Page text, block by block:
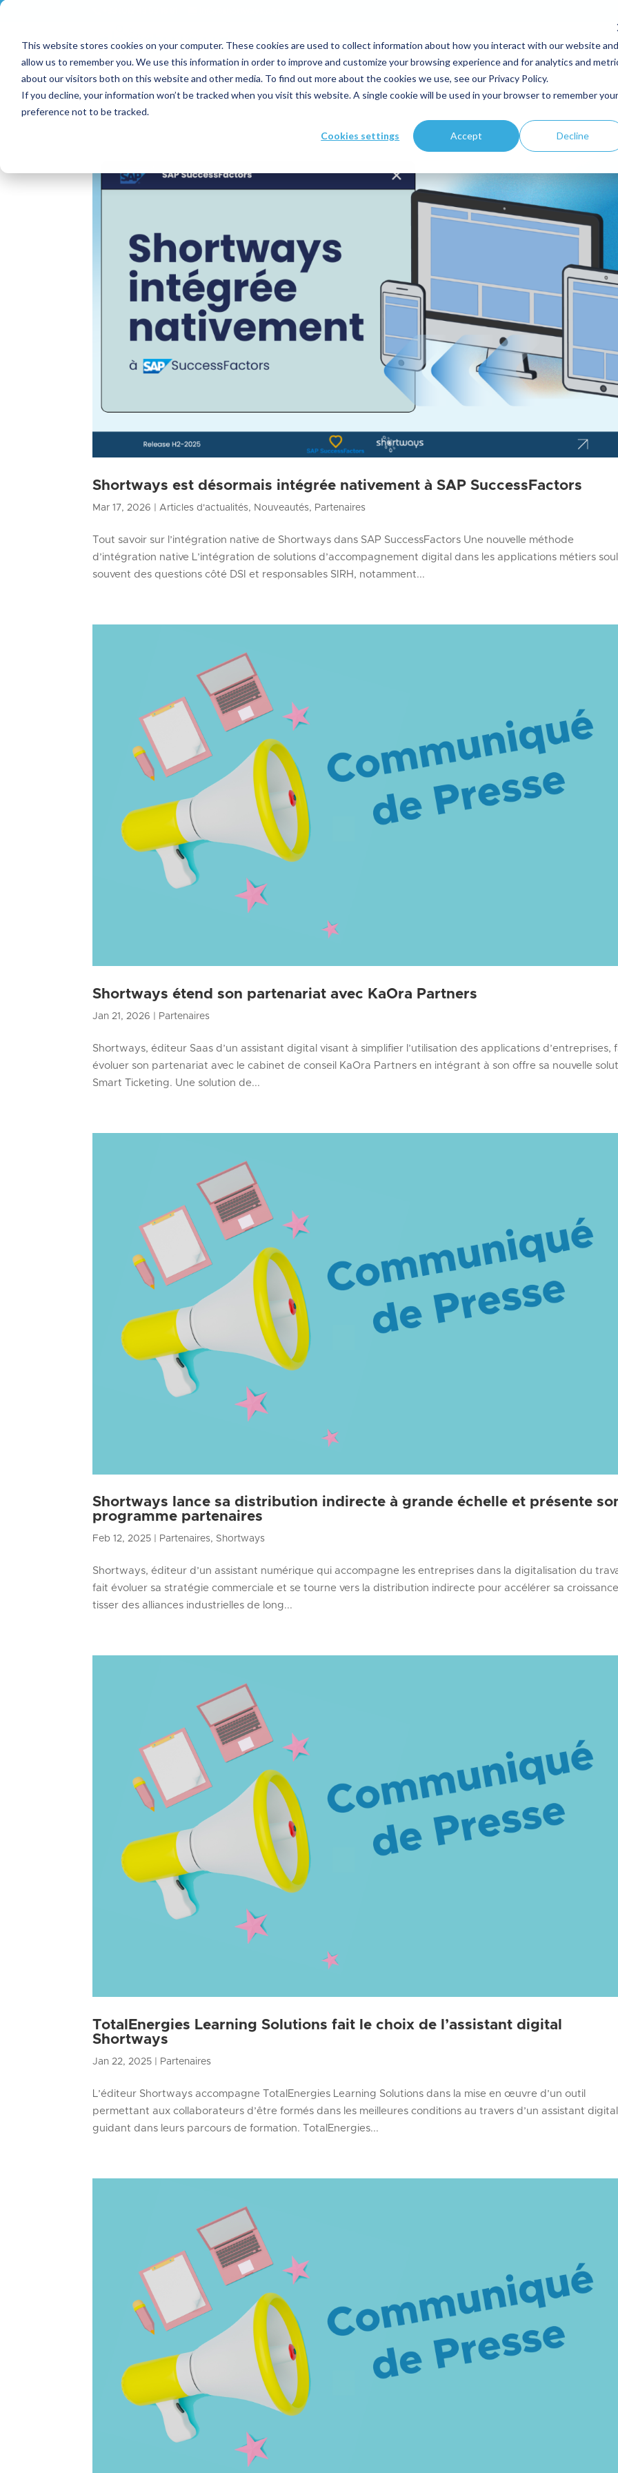
This website stores cookies on your computer. These cookies are used to collect information about how you interact with our website and
allow us to remember you. We use this information in order to improve and customize your browsing experience and for analytics and
about our visitors both on this website and other media. To find out more about the cookies we use, see our Privacy Policy.
If you decline, your information won’t be tracked when you visit this website. A single cookie will be used in your browser to remember your
preference not to be tracked.
Cookies settings Accept Decline
Votre expertise Solutions Clients Ressources
Shortways est désormais intégrée nativement à SAP SuccessFactors
Mar 17, 2026 Articles d'actualités, Nouveautés, Partenaires
Tout savoir sur l’intégration native de Shortways dans SAP SuccessFactors Une nouvelle méthode
d’intégration native L’intégration de solutions d’accompagnement digital dans les applications métiers
souvent des questions côté DSI et responsables SIRH, notamment...
Shortways étend son partenariat avec KaOra Partners
Jan 21, 2026 Partenaires
Shortways, éditeur Saas d’un assistant digital visant à simplifier l’utilisation des applications d’entreprises,
évoluer son partenariat avec le cabinet de conseil KaOra Partners en intégrant à son offre sa nouvelle
Smart Ticketing. Une solution de...
Shortways lance sa distribution indirecte à grande échelle et présente
programme partenaires
Feb 12, 2025 Partenaires, Shortways
Shortways, éditeur d’un assistant numérique qui accompagne les entreprises dans la digitalisation du
fait évoluer sa stratégie commerciale et se tourne vers la distribution indirecte pour accélérer sa
tisser des alliances industrielles de long...
TotalEnergies Learning Solutions fait le choix de l’assistant digital
Shortways
Jan 22, 2025 Partenaires
L’éditeur Shortways accompagne TotalEnergies Learning Solutions dans la mise en œuvre d’un outil
permettant aux collaborateurs d’être formés dans les meilleures conditions au travers d’un assistant
guidant dans leurs parcours de formation. TotalEnergies...